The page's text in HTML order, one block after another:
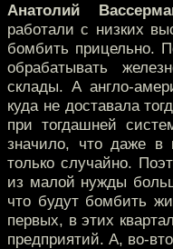
Анатолий
работали с низких
бомбить прицельно.
обрабатывать
склады. А англо-
куда не доставала
при тогдашней
значило, что даже в
только случайно.
из малой нужды
что будут бомбить
первых, в этих
предприятий. А, во-